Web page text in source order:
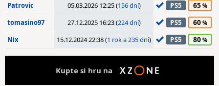
Patrovic
05.03.2026 12:25 (156 dní) PS5 65
tomasino97 27.12.2025 16:23 (224 dní) PS5 60
Nix 15.12.2024 22:38 (1 rok a 235 dní) PS5 80
Kupte si hru na